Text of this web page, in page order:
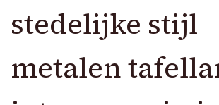
stedelijke stijl
metalen